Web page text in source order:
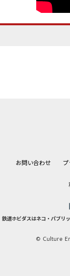
お問い合わせ
鉄道ホビダスはネコ・パブリ
© Culture